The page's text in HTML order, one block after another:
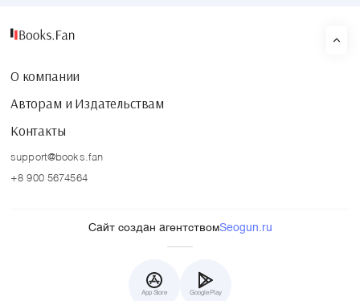
О компании
Авторам и Издательствам
Контакты
support@books.fan
+8 900 5674564
Сайт создан агентствомSeogun.ru
App Store Google Play